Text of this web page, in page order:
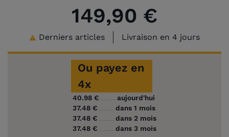
149,90 €
 Derniers articles Livraison en 4 jours
Ou payez en
4x
40.98 €
aujourd'hui
37.48 €
dans 1 mois
37.48 €
dans 2 mois
37.48 €
dans 3 mois